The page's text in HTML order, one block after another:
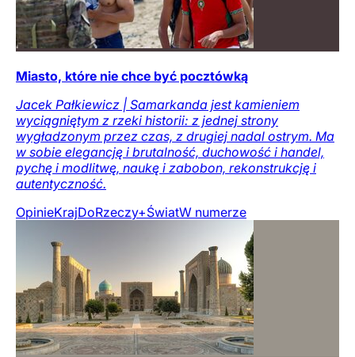
Miasto, które nie chce być pocztówką
Jacek Pałkiewicz | Samarkanda jest kamieniem
wyciągniętym z rzeki historii: z jednej strony
wygładzonym przez czas, z drugiej nadal ostrym. Ma
w sobie elegancję i brutalność, duchowość i handel,
pychę i modlitwę, naukę i zabobon, rekonstrukcję i
autentyczność.
OpinieKrajDoRzeczy+ŚwiatW numerze